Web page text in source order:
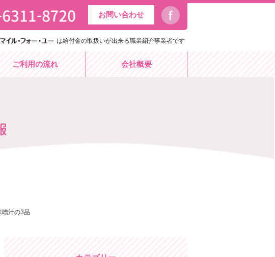
お問い合わせ
は給付金の取扱いが出来る職業紹介事業者です
ご利用の流れ 会社概要
噌汁の3品